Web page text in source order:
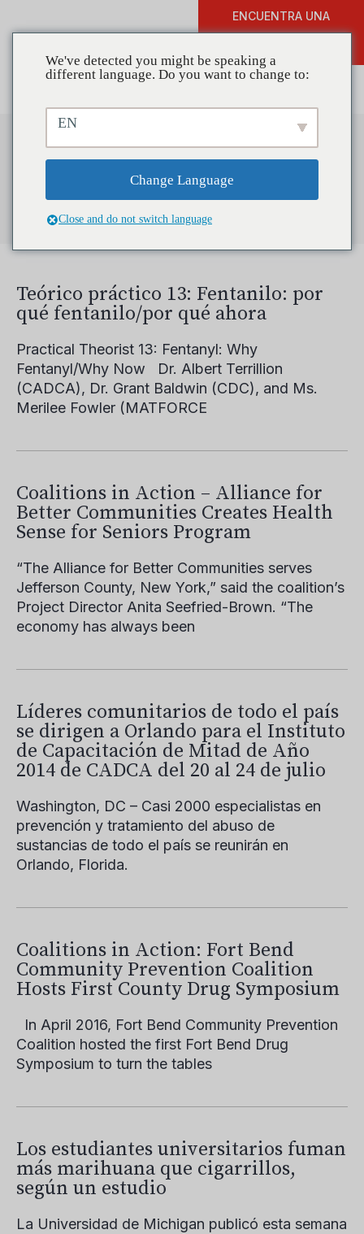
ENCUENTRA UNA
Search Results for
"synthetic drugs"
Teórico práctico 13: Fentanilo: por
qué fentanilo/por qué ahora
Practical Theorist 13: Fentanyl: Why
Fentanyl/Why Now Dr. Albert Terrillion
(CADCA), Dr. Grant Baldwin (CDC), and Ms.
Merilee Fowler (MATFORCE
Coalitions in Action – Alliance for
Better Communities Creates Health
Sense for Seniors Program
“The Alliance for Better Communities serves
Jefferson County, New York,” said the coalition’s
Project Director Anita Seefried-Brown. “The
economy has always been
Líderes comunitarios de todo el país
se dirigen a Orlando para el Instituto
de Capacitación de Mitad de Año
2014 de CADCA del 20 al 24 de julio
Washington, DC – Casi 2000 especialistas en
prevención y tratamiento del abuso de
sustancias de todo el país se reunirán en
Orlando, Florida.
Coalitions in Action: Fort Bend
Community Prevention Coalition
Hosts First County Drug Symposium
In April 2016, Fort Bend Community Prevention
Coalition hosted the first Fort Bend Drug
Symposium to turn the tables
Los estudiantes universitarios fuman
más marihuana que cigarrillos,
según un estudio
La Universidad de Michigan publicó esta semana
We've detected you might be speaking a
different language. Do you want to change to:
EN
Change Language
Close and do not switch language